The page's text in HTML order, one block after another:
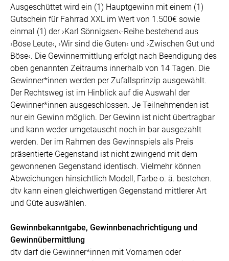
Ausgeschüttet wird ein (1) Hauptgewinn mit einem (1)
Gutschein für Fahrrad XXL im Wert von 1.500€ sowie
einmal (1) der ›Karl Sönnigsen‹-Reihe bestehend aus
›Böse Leute‹, ›Wir sind die Guten‹ und ›Zwischen Gut und
Böse‹. Die Gewinnermittlung erfolgt nach Beendigung des
oben genannten Zeitraums innerhalb von 14 Tagen. Die
Gewinner*innen werden per Zufallsprinzip ausgewählt.
Der Rechtsweg ist im Hinblick auf die Auswahl der
Gewinner*innen ausgeschlossen. Je Teilnehmenden ist
nur ein Gewinn möglich. Der Gewinn ist nicht übertragbar
und kann weder umgetauscht noch in bar ausgezahlt
werden. Der im Rahmen des Gewinnspiels als Preis
präsentierte Gegenstand ist nicht zwingend mit dem
gewonnenen Gegenstand identisch. Vielmehr können
Abweichungen hinsichtlich Modell, Farbe o. ä. bestehen.
dtv kann einen gleichwertigen Gegenstand mittlerer Art
und Güte auswählen.
Gewinnbekanntgabe, Gewinnbenachrichtigung und
Gewinnübermittlung
dtv darf die Gewinner*innen mit Vornamen oder